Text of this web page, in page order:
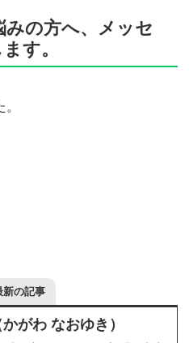
の方へ、メッセ
す。
新の記事
がわ なおゆき）